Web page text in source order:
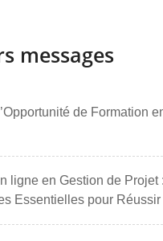
messages
de Formation
ligne en Gestion de Projet
Essentielles pour Réussir